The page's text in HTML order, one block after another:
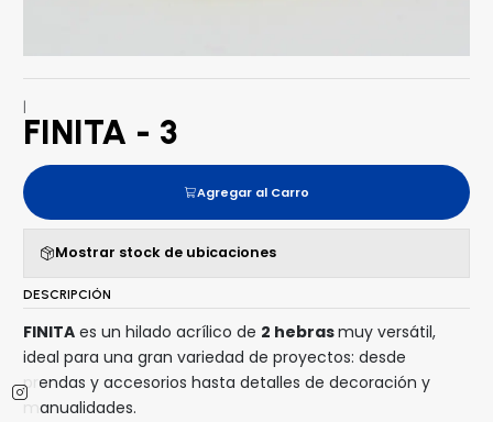
FINITA - 3
Agregar al Carro
Mostrar stock de ubicaciones
DESCRIPCIÓN
FINITA es un hilado acrílico de 2 hebrasmuy versátil,
ideal para una gran variedad de proyectos: desde
prendas y accesorios hasta detalles de decoración y
manualidades.